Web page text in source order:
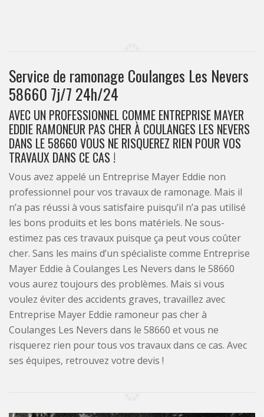
Service de ramonage Coulanges Les Nevers
58660 7j/7 24h/24
AVEC UN PROFESSIONNEL COMME ENTREPRISE MAYER
EDDIE RAMONEUR PAS CHER À COULANGES LES NEVERS
DANS LE 58660 VOUS NE RISQUEREZ RIEN POUR VOS
TRAVAUX DANS CE CAS !
Vous avez appelé un Entreprise Mayer Eddie non
professionnel pour vos travaux de ramonage. Mais il
n’a pas réussi à vous satisfaire puisqu’il n’a pas utilisé
les bons produits et les bons matériels. Ne sous-
estimez pas ces travaux puisque ça peut vous coûter
cher. Sans les mains d’un spécialiste comme Entreprise
Mayer Eddie à Coulanges Les Nevers dans le 58660
vous aurez toujours des problèmes. Mais si vous
voulez éviter des accidents graves, travaillez avec
Entreprise Mayer Eddie ramoneur pas cher à
Coulanges Les Nevers dans le 58660 et vous ne
risquerez rien pour tous vos travaux dans ce cas. Avec
ses équipes, retrouvez votre devis !